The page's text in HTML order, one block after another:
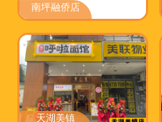
南坪融侨店
天湖美镇